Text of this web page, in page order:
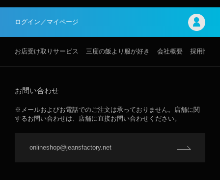
ログイン／マイページ
お店受け取りサービス 三度の飯より服が好き 会社概要 採用情報
お問い合わせ
※メールおよびお電話でのご注文は承っておりません。店舗に関
するお問い合わせは、店舗に直接お問い合わせください。
onlineshop@jeansfactory.net